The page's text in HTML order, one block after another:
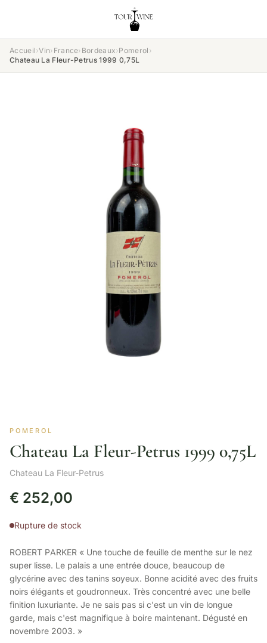
Accueil›Vin› France› Bordeaux›Pomerol ›
Chateau La Fleur-Petrus 1999 0,75L
POMEROL
Chateau La Fleur-Petrus 1999 0,75L
Chateau La Fleur-Petrus
€ 252,00
Rupture de stock
ROBERT PARKER « Une touche de feuille de menthe sur le nez
super lisse. Le palais a une entrée douce, beaucoup de
glycérine avec des tanins soyeux. Bonne acidité avec des fruits
noirs élégants et goudronneux. Très concentré avec une belle
finition luxuriante. Je ne sais pas si c'est un vin de longue
garde, mais c'est magnifique à boire maintenant. Dégusté en
novembre 2003. »